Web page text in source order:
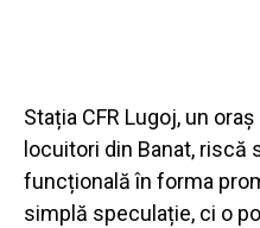
Stația CFR Lugoj, un
locuitori din Banat, riscă
funcțională în forma
simplă speculație, ci o